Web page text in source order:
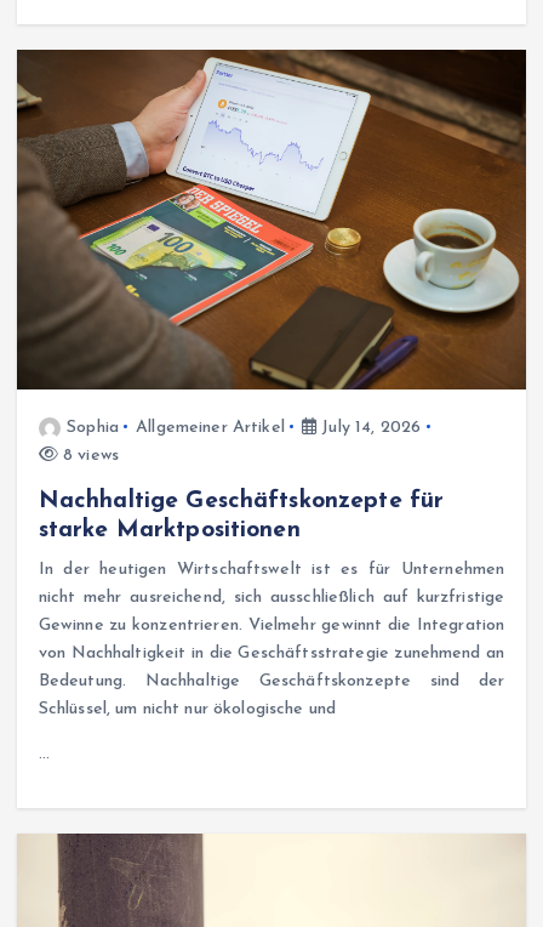
Sophia Allgemeiner Artikel
July 14, 2026
8 views
Nachhaltige Geschäftskonzepte für
starke Marktpositionen
In der heutigen Wirtschaftswelt ist es für Unternehmen
nicht mehr ausreichend, sich ausschließlich auf kurzfristige
Gewinne zu konzentrieren. Vielmehr gewinnt die Integration
von Nachhaltigkeit in die Geschäftsstrategie zunehmend an
Bedeutung. Nachhaltige Geschäftskonzepte sind der
Schlüssel, um nicht nur ökologische und
…